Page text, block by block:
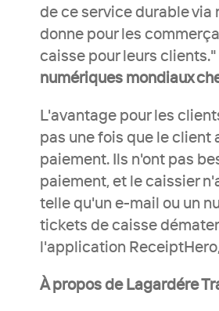
de ce service durable via
donne pour les
caisse pour leurs clients."
numériques mondiaux
L'avantage pour les
pas une fois que le client
paiement. Ils n'ont pas
paiement, et le caissier
telle qu'un e-mail ou un
tickets de caisse
l'application
À propos de Lagardére